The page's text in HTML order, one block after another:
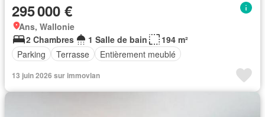
295 000 €
Ans, Wallonie
2 Chambres
1 Salle de bain
194 m²
Parking
Terrasse Entièrement meublé
13 juin 2026 sur immovlan